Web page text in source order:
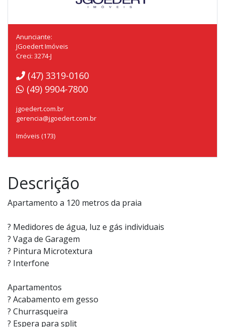
Anunciante:
JGoedert Imóveis
Creci: 3274-J
(47) 3319-0160
(49) 9904-7800
jgoedert.com.br
gerencia@jgoedert.com.br
Imóveis (173)
Descrição
Apartamento a 120 metros da praia
? Medidores de água, luz e gás individuais
? Vaga de Garagem
? Pintura Microtextura
? Interfone
Apartamentos
? Acabamento em gesso
? Churrasqueira
? Espera para split